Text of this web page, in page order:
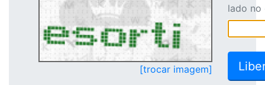
[trocar imagem]
lado no